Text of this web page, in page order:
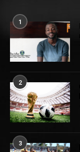
1
2
3